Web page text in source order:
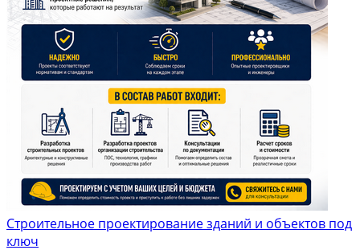
Строительное проектирование зданий и объектов под
ключ